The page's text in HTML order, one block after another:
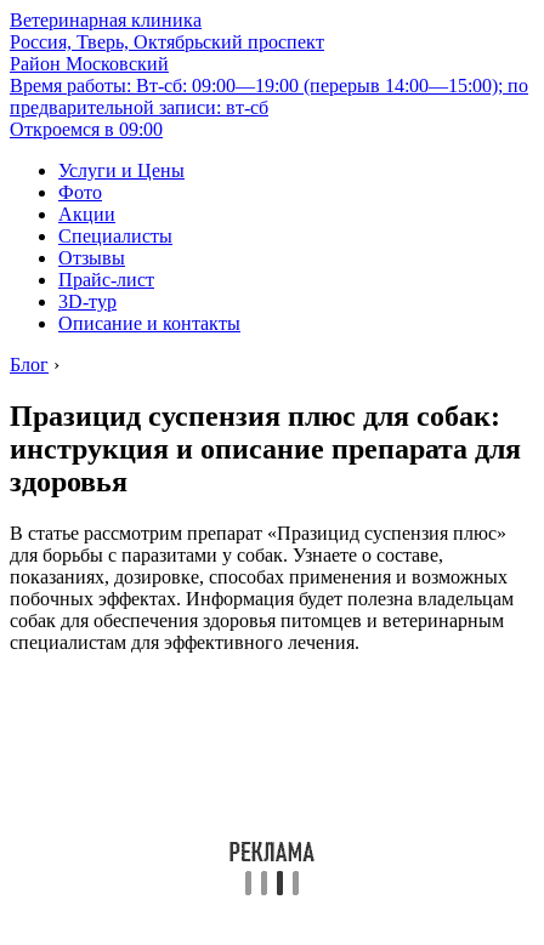
Ветеринарная клиника
Россия, Тверь, Октябрьский проспект
Район Московский
Время работы: Вт-сб: 09:00—19:00 (перерыв 14:00—15:00); по
предварительной записи: вт-сб
Откроемся в 09:00
Услуги и Цены
Фото
Акции
Специалисты
Отзывы
Прайс-лист
3D-тур
Описание и контакты
Блог ›
Празицид суспензия плюс для собак:
инструкция и описание препарата для
здоровья
В статье рассмотрим препарат «Празицид суспензия плюс»
для борьбы с паразитами у собак. Узнаете о составе,
показаниях, дозировке, способах применения и возможных
побочных эффектах. Информация будет полезна владельцам
собак для обеспечения здоровья питомцев и ветеринарным
специалистам для эффективного лечения.